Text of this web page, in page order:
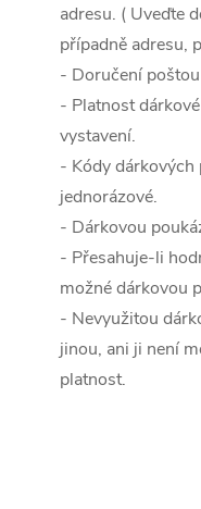
adresu. ( Uveďte
případně adresu,
- Doručení
- Platnost
vystavení.
- Kódy dárkových
jednorázové.
- Dárkovou
- Přesahuje-li
možné dárkovou
- Nevyužitou
jinou, ani ji není
platnost.